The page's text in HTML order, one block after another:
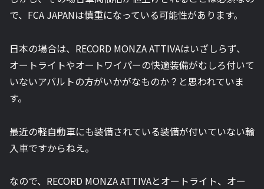
で、FCA JAPANは慎重になっている可能性があります。
日本の場合は、RECORD MONZA ATTIVAはいざしらず、
オートライトやオートワイパーの快適装備がむしろ付いて
いないアバルトの方がいかがなものか？と思われていま
す。
最近の軽自動車にも装備されている装備が付いていない輸
入車ですからねえ。
なので、RECORD MONZA ATTIVAとオートライト、オー